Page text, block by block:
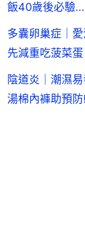
飯40歲後必驗...
多囊卵巢症｜
先減重吃菠菜蛋
陰道炎｜潮濕
湯棉內褲助預防!